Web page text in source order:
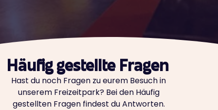
Häufig gestellte Fragen
Hast du noch Fragen zu eurem Besuch in
unserem Freizeitpark? Bei den Häufig
gestellten Fragen findest du Antworten.